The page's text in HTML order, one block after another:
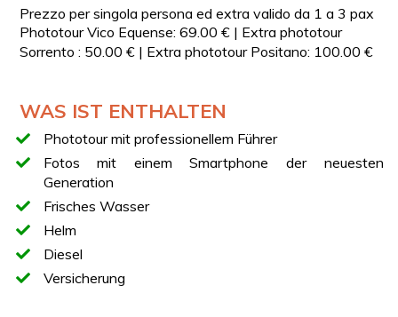
spezialisierten Führern, die dich zu den Orten
begleiten werden, an denen du die malerischsten
Aufnahmen machen kannst.
Auf Anfrage kannst du an deinem Hotel abgeholt
STANDORT
Die Erfahrung wird an versteckten und faszinierenden
Orten stattfinden, zwischen bezaubernden Gärten mit
mit Meerblick. Die Location gehört zu einem
Privatbesitz. Wir empfehlen Ihnen dringend, an dieser
Erfahrung teilzunehmen, da es sich um einen Ort
Prezzo per singola persona ed extra valido da 1 a 3 pax
Phototour Vico Equense: 69.00 € | Extra phototour
Sorrento : 50.00 € | Extra phototour Positano: 100.00 €
WAS IST ENTHALTEN
Phototour mit professionellem Führer
Fotos mit einem Smartphone der neuesten
Generation
Frisches Wasser
Helm
Diesel
Versicherung